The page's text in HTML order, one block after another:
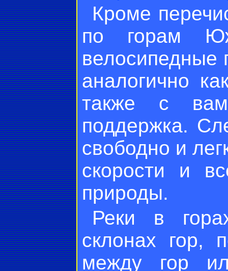
Кроме
по горам
велосипедные
аналогично
также с
поддержка.
свободно и
скорости и
природы.
Реки в
склонах гор,
между гор